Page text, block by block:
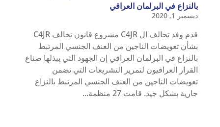
بالنزاع في البرلمان العراقي
ديسمبر 1, 2020
قدم وفد تحالف ال C4JR مشروع قانون تحالف C4JR
بشأن تعويضات الناجين من العنف الجنسي المرتبط
بالنزاع في البرلمان العراقي إن الجهود التي يبذلها صناع
القرار العراقيون لتمرير التشريعات التي تضمن
تعويضات الناجين من العنف الجنسي المرتبط بالنزاع
جارية بشكل جيد. قامت 27 منظمة...